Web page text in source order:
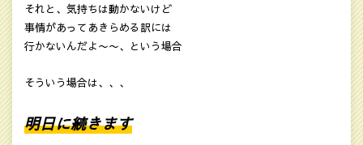
それと、気持ちは動かないけど
事情があってあきらめる訳には
行かないんだよ〜〜、という場合
そういう場合は、、、
明日に続きます